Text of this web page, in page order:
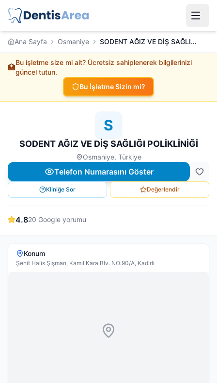
Ana Sayfa Osmaniye SODENT AĞIZ VE DİŞ SAĞLIĞI POLİKLİNİĞİ
🏥
Bu işletme size mi ait? Ücretsiz sahiplenerek bilgilerinizi
güncel tutun.
Bu İşletme Sizin mi?
S
SODENT AĞIZ VE DİŞ SAĞLIĞI POLİKLİNİĞİ
Osmaniye, Türkiye
Telefon Numarasını Göster
Kliniğe Sor Değerlendir
4.820 Google yorumu
Konum
Şehit Halis Şişman, Kamil Kara Blv. NO:90/A, Kadirli